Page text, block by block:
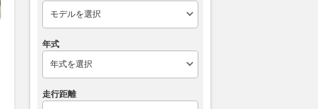
ジャーにするか ダイハツ・シ
ャレード GTti ＆ フォルクスワ
2026.08.08 AUTOCAR JAPAN
年式
走行距離